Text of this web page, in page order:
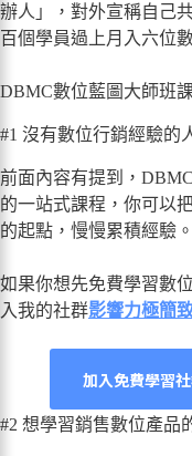
辦人」，對外宣稱自己
百個學員過上月入六位
DBMC數位藍圖大師班
#1 沒有數位行銷經驗的
前面內容有提到，
的一站式課程，你可以
的起點，慢慢累積經驗。
如果你想先免費學習數
入我的社群影響力極簡
加入免費學習
#2 想學習銷售數位產品